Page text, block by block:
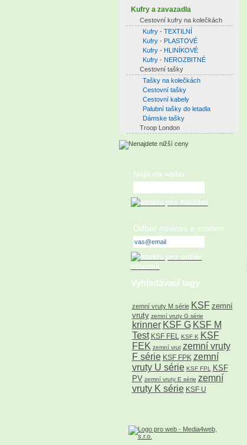
Kufry a zavazadla
Cestovní kufry na kolečkách
Kufry - TEXTILNÍ
Kufry - PLASTOVÉ
Kufry - HLINÍKOVÉ
Kufry - NEROZBITNÉ
Cestovní tašky
Tašky na kolečkách
Cestovní tašky
Cestovní kabely
Palubní tašky do letadla
Dámske tašky
Troop London
Najít na webu
Odběr novinek e-mailem
Vyhledávací tagy
zemní vruty M série KSF zemní
vruty zemní vruty G série
krinner KSF G KSF M
Test KSF FEL KSF K KSF
FEK zemní vrut zemní vruty
F série KSF FPK zemní
vruty U série KSF FPL KSF
PV zemní vruty E série zemní
vruty K série KSF U